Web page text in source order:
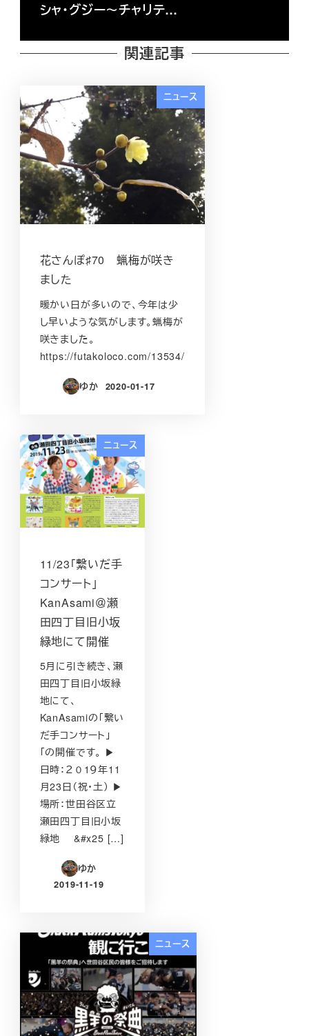
シャ・グジー～チャリテ…
関連記事
ニュース
花さんぽ♯70 蝋梅が咲き
ました
暖かい日が多いので、今年は少
し早いような気がします。蝋梅が
咲きました。
https://futakoloco.com/13534/
ゆか
投稿日
2020-01-17
ニュース
11/23「繋いだ手
コンサート」
KanAsami＠瀬
田四丁目旧小坂
緑地にて開催
5月に引き続き、瀬
田四丁目旧小坂緑
地にて、
KanAsamiの「繋い
だ手コンサート」
「の開催です。 ▶
日時：２０1９年11
月23日（祝・土） ▶
場所：世田谷区立
瀬田四丁目旧小坂
緑地 &#x25 […]
ゆか
投稿日
2019-11-19
ニュース